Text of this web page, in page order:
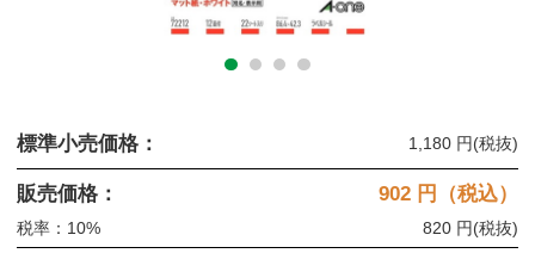
標準小売価格： 1,180 円(税抜)
販売価格： 902 円（税込）
税率：10% 820 円(税抜)